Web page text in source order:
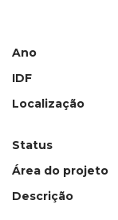
Ano
IDF
Localização
Status
Área do projeto
Descrição